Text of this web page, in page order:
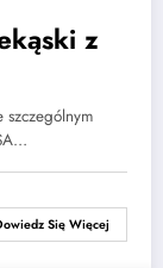
z
szczególnym
Się Więcej